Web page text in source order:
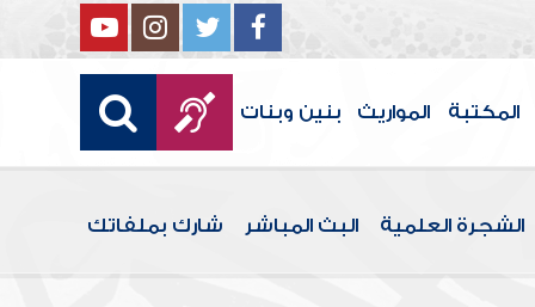
المكتبة المواريث بنين وبنات
الشجرة العلمية البث المباشر شارك بملفاتك